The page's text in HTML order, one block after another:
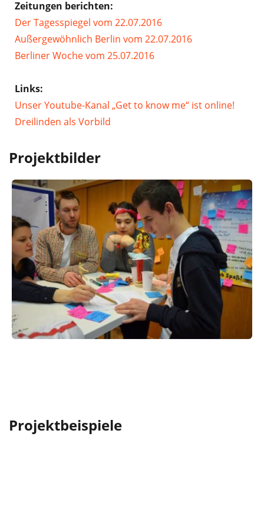
Zeitungen berichten:
Der Tagesspiegel vom 22.07.2016
Außergewöhnlich Berlin vom 22.07.2016
Berliner Woche vom 25.07.2016
Links:
Unser Youtube-Kanal „Get to know me“ ist online!
Dreilinden als Vorbild
Projektbilder
Projektbeispiele